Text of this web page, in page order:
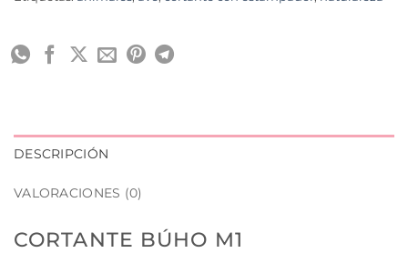
DESCRIPCIÓN
VALORACIONES (0)
CORTANTE BÚHO M1